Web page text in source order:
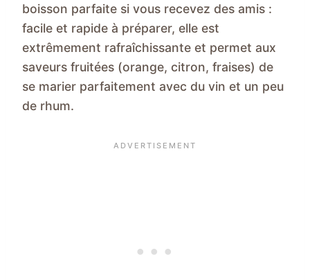
boisson parfaite si vous recevez des amis :
facile et rapide à préparer, elle est
extrêmement rafraîchissante et permet aux
saveurs fruitées (orange, citron, fraises) de
se marier parfaitement avec du vin et un peu
de rhum.